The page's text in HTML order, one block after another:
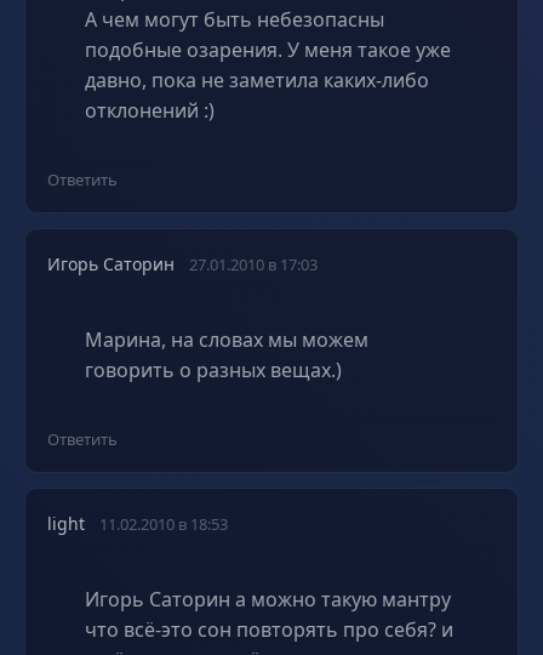
А чем могут быть небезопасны
подобные озарения. У меня такое уже
давно, пока не заметила каких-либо
отклонений :)
Ответить
Игорь Саторин 27.01.2010 в 17:03
Марина, на словах мы можем
говорить о разных вещах.)
Ответить
light 11.02.2010 в 18:53
Игорь Саторин а можно такую мантру
что всё-это сон повторять про себя? и